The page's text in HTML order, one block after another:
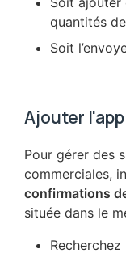
quantités
Soit
Ajouter
Pour gérer des
commerciales,
confirmations
située dans le
Recherchez